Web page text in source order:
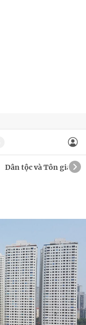
Dân tộc và Tôn giáo